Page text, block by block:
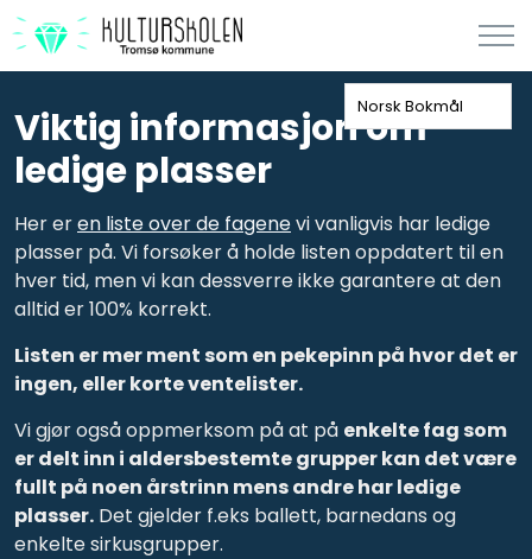
Viktig informasjon om
ledige plasser
Her eren liste over de fagenevi vanligvis har ledige
plasser på. Vi forsøker å holde listen oppdatert til en
hver tid, men vi kan dessverre ikke garantere at den
alltid er 100% korrekt.
Listen er mer ment som en pekepinn på hvor det er
ingen, eller korte ventelister.
Vi gjør også oppmerksom på at på enkelte fag som
er delt inn i aldersbestemte grupper kan det være
fullt på noen årstrinn mens andre har ledige
plasser. Det gjelder f.eks ballett, barnedans og
enkelte sirkusgrupper.
Norsk Bokmål